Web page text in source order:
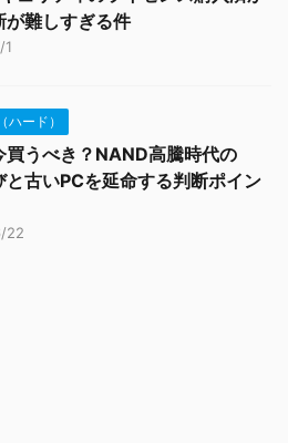
が難しすぎる件
1
ハード）
買うべき？NAND高騰時代の
と古いPCを延命する判断ポイン
22